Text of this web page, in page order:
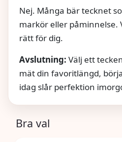
Nej. Många bär tecknet
markör eller påminnelse.
rätt för dig.
Avslutning: Välj ett
mät din favoritlängd,
idag slår perfektion
Bra val